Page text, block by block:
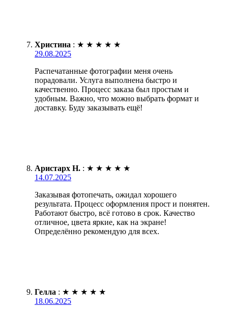
Христина : ★ ★ ★ ★ ★
29.08.2025
Распечатанные фотографии меня очень
порадовали. Услуга выполнена быстро и
качественно. Процесс заказа был простым и
удобным. Важно, что можно выбрать формат и
доставку. Буду заказывать ещё!
Аристарх Н. : ★ ★ ★ ★ ★
14.07.2025
Заказывая фотопечать, ожидал хорошего
результата. Процесс оформления прост и понятен.
Работают быстро, всё готово в срок. Качество
отличное, цвета яркие, как на экране!
Определённо рекомендую для всех.
Гелла : ★ ★ ★ ★ ★
18.06.2025